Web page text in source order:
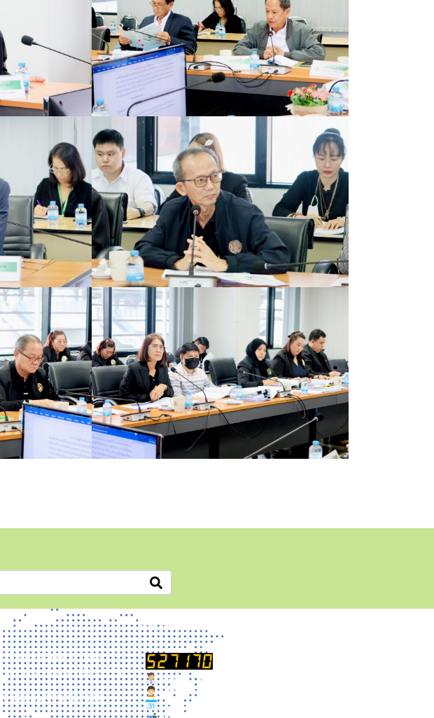
เปิดเผยข้อมูลสาธารณะ
รรม และความโปร่งใส (ITA)
บประเมินความพึงพอใจ
สถิติการเข้าชม
Users Today : 52
Users Yesterday : 277
Users This Month : 4412